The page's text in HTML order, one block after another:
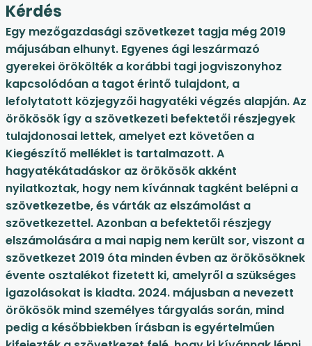
Kérdés
Egy mezőgazdasági szövetkezet tagja még 2019
májusában elhunyt. Egyenes ági leszármazó
gyerekei örökölték a korábbi tagi jogviszonyhoz
kapcsolódóan a tagot érintő tulajdont, a
lefolytatott közjegyzői hagyatéki végzés alapján. Az
örökösök így a szövetkezeti befektetői részjegyek
tulajdonosai lettek, amelyet ezt követően a
Kiegészítő melléklet is tartalmazott. A
hagyatékátadáskor az örökösök akként
nyilatkoztak, hogy nem kívánnak tagként belépni a
szövetkezetbe, és várták az elszámolást a
szövetkezettel. Azonban a befektetői részjegy
elszámolására a mai napig nem került sor, viszont a
szövetkezet 2019 óta minden évben az örökösöknek
évente osztalékot fizetett ki, amelyről a szükséges
igazolásokat is kiadta. 2024. májusban a nevezett
örökösök mind személyes tárgyalás során, mind
pedig a későbbiekben írásban is egyértelműen